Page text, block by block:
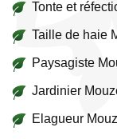
Tonte et
Taille de haie
Paysagiste
Jardinier
Elagueur